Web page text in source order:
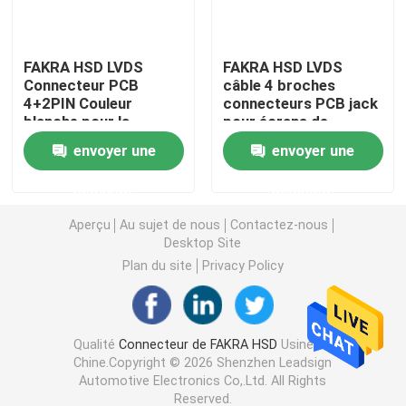
Câble équipé de HSD
Câble d'extension de FAKRA
Câble coaxial de liaison de FAKRA
Adaptateur d'antenne de FAKRA
Câble de FAKRA HSD
FAKRA HSD LVDS
Connecteur PCB
4+2PIN Couleur
blanche pour la
navigation GPS ADAS
envoyer une
FAKRA HSD LVDS
câble 4 broches
connecteurs PCB jack
pour écrans de
véhicules
envoyer une
Aperçu Au sujet de nous
Contactez-nous
Desktop Site
Plan du site
Privacy Policy
Qualité Connecteur de FAKRA HSD Usine De
Chine.Copyright © 2026 Shenzhen Leadsign
Automotive Electronics Co,.Ltd. All Rights
Reserved.